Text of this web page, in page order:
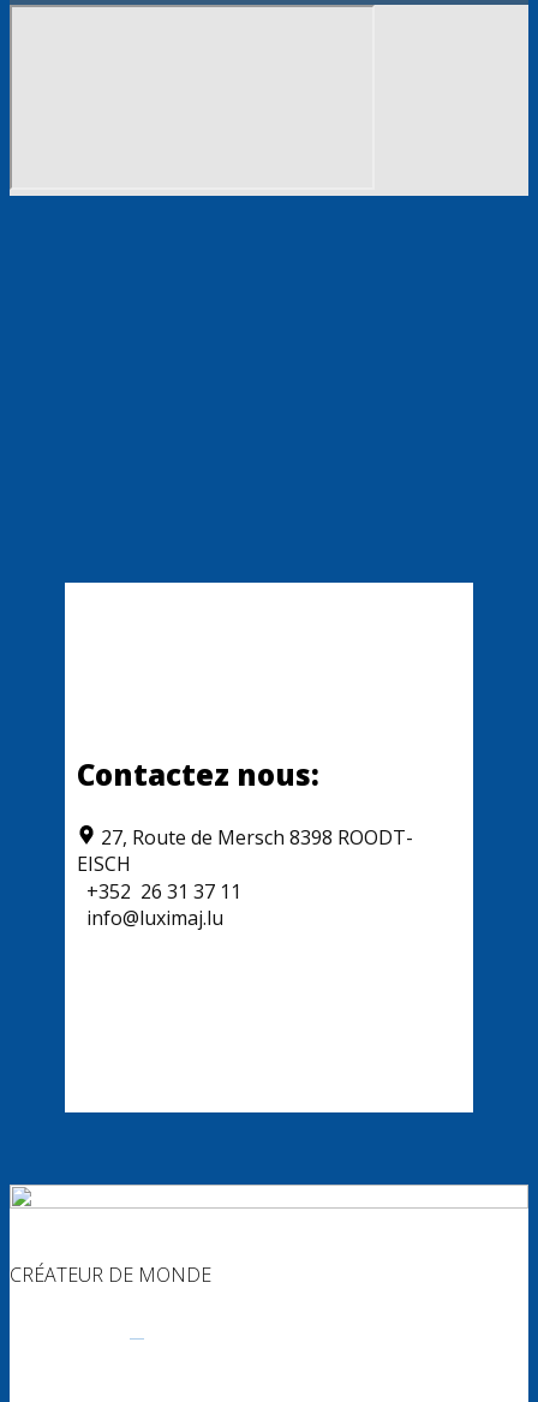
Contactez nous:
​​27, Route de Mersch 8398 ROODT-
EISCH
+352 26 31 37 11
info@luximaj.lu
CRÉATEUR DE MONDE